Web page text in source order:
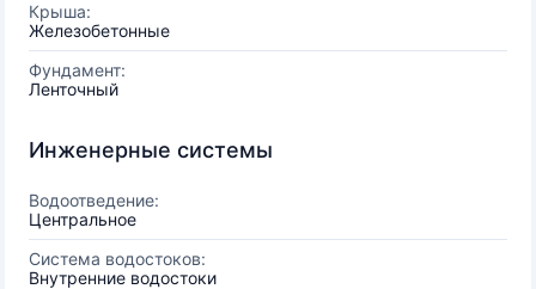
Крыша:
Железобетонные
Фундамент:
Ленточный
Инженерные системы
Водоотведение:
Центральное
Система водостоков:
Внутренние водостоки